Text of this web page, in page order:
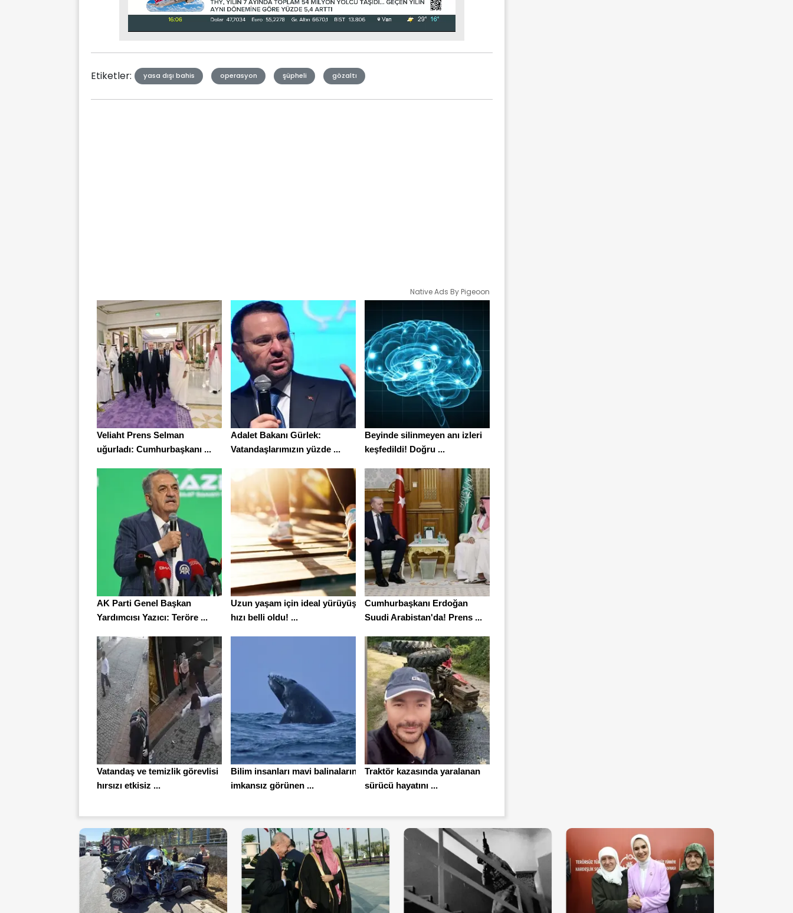
Stream
Etiketler: yasa dışı bahis operasyon şüpheli gözaltı
Native Ads By Pigeoon
Veliaht Prens Selman
uğurladı: Cumhurbaşkanı ...
Adalet Bakanı Gürlek:
Vatandaşlarımızın yüzde ...
Beyinde silinmeyen anı izleri
keşfedildi! Doğru ...
AK Parti Genel Başkan
Yardımcısı Yazıcı: Teröre ...
Uzun yaşam için ideal yürüyüş
hızı belli oldu! ...
Cumhurbaşkanı Erdoğan
Suudi Arabistan'da! Prens ...
Vatandaş ve temizlik görevlisi
hırsızı etkisiz ...
Bilim insanları mavi balinaların
imkansız görünen ...
Traktör kazasında yaralanan
sürücü hayatını ...